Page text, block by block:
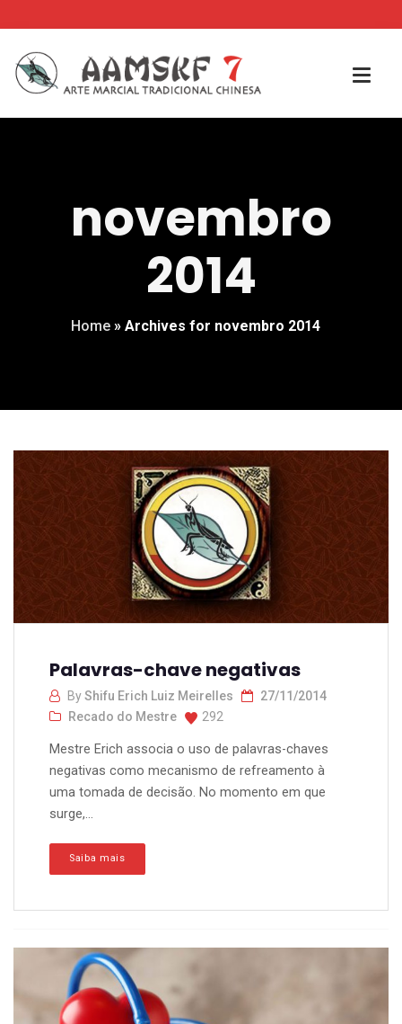
novembro
2014
Home » Archives for novembro 2014
Palavras-chave negativas
ByShifu Erich Luiz Meirelles
27/11/2014
Recado do Mestre
292
Mestre Erich associa o uso de palavras-chaves
negativas como mecanismo de refreamento à
uma tomada de decisão. No momento em que
surge,...
Saiba mais